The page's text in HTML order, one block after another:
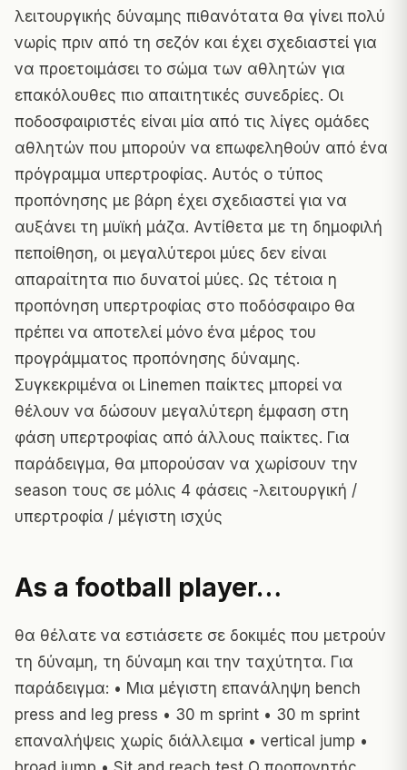
λειτουργικής δύναμης πιθανότατα θα γίνει πολύ
νωρίς πριν από τη σεζόν και έχει σχεδιαστεί για
να προετοιμάσει το σώμα των αθλητών για
επακόλουθες πιο απαιτητικές συνεδρίες. Οι
ποδοσφαιριστές είναι μία από τις λίγες ομάδες
αθλητών που μπορούν να επωφεληθούν από ένα
πρόγραμμα υπερτροφίας. Αυτός ο τύπος
προπόνησης με βάρη έχει σχεδιαστεί για να
αυξάνει τη μυϊκή μάζα. Αντίθετα με τη δημοφιλή
πεποίθηση, οι μεγαλύτεροι μύες δεν είναι
απαραίτητα πιο δυνατοί μύες. Ως τέτοια η
προπόνηση υπερτροφίας στο ποδόσφαιρο θα
πρέπει να αποτελεί μόνο ένα μέρος του
προγράμματος προπόνησης δύναμης.
Συγκεκριμένα οι Linemen παίκτες μπορεί να
θέλουν να δώσουν μεγαλύτερη έμφαση στη
φάση υπερτροφίας από άλλους παίκτες. Για
παράδειγμα, θα μπορούσαν να χωρίσουν την
season τους σε μόλις 4 φάσεις -λειτουργική /
υπερτροφία / μέγιστη ισχύς
As a football player…
θα θέλατε να εστιάσετε σε δοκιμές που μετρούν
τη δύναμη, τη δύναμη και την ταχύτητα. Για
παράδειγμα: • Μια μέγιστη επανάληψη bench
press and leg press • 30 m sprint • 30 m sprint
επαναλήψεις χωρίς διάλλειμα • vertical jump •